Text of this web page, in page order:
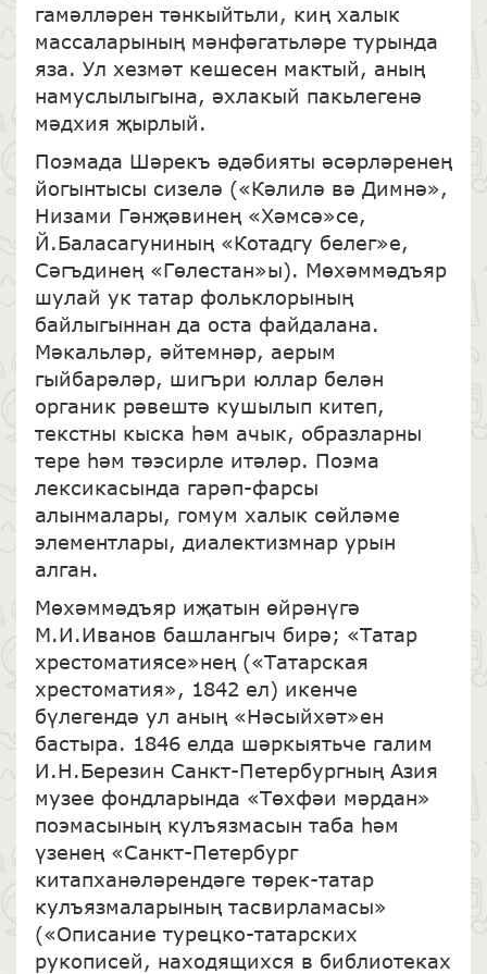
гамәлләрен тәнкыйтьли, киң халык
массаларының мәнфәгатьләре турында
яза. Ул хезмәт кешесен мактый, аның
намуслылыгына, әхлакый пакьлегенә
мәдхия җырлый.
Поэмада Шәрекъ әдәбияты әсәрләренең
йогынтысы сизелә («Кәлилә вә Димнә»,
Низами Гәнҗәвинең «Хәмсә»се,
Й.Баласагуниның «Котадгу белег»е,
Сәгъдинең «Гөлестан»ы). Мөхәммәдъяр
шулай ук татар фольклорының
байлыгыннан да оста файдалана.
Мәкальләр, әйтемнәр, аерым
гыйбарәләр, шигъри юллар белән
органик рәвештә кушылып китеп,
текстны кыска һәм ачык, образларны
тере һәм тәэсирле итәләр. Поэма
лексикасында гарәп-фарсы
алынмалары, гомум халык сөйләме
элементлары, диалектизмнар урын
алган.
Мөхәммәдъяр иҗатын өйрәнүгә
М.И.Иванов башлангыч бирә; «Татар
хрестоматиясе»нең («Татарская
хрестоматия», 1842 ел) икенче
бүлегендә ул аның «Нәсыйхәт»ен
бастыра. 1846 елда шәркыятьче галим
И.Н.Березин Санкт-Петербургның Азия
музее фондларында «Төхфәи мәрдан»
поэмасының кулъязмасын таба һәм
үзенең «Санкт-Петербург
китапханәләрендәге төрек-татар
кулъязмаларының тасвирламасы»
(«Описание турецко-татарских
рукописей, находящихся в библиотеках